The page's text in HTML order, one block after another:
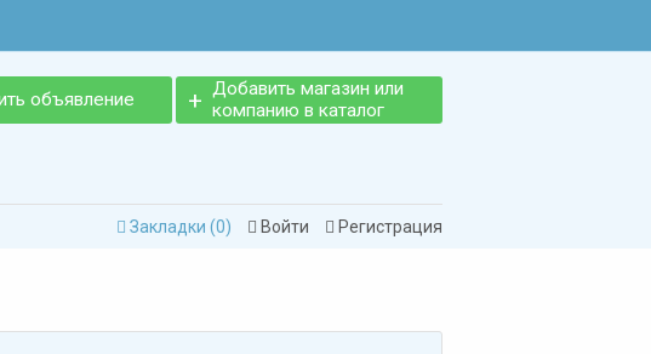
объявление
Добавить магазин или
компанию в каталог
 Закладки (0)  Войти  Регистрация